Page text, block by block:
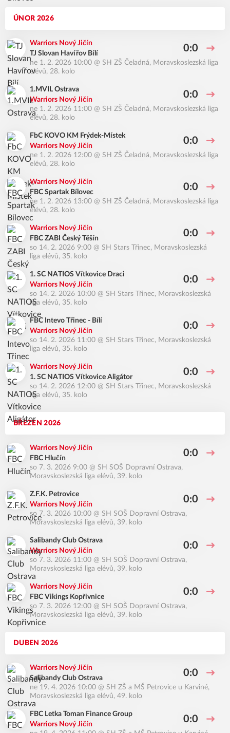
ÚNOR 2026
Warriors Nový Jičín
TJ Slovan Havířov Bílí
0:0
ne 1. 2. 2026 10:00 @ SH ZŠ Čeladná, Moravskoslezská liga
elévů, 28. kolo
1.MVIL Ostrava
Warriors Nový Jičín
0:0
ne 1. 2. 2026 11:00 @ SH ZŠ Čeladná, Moravskoslezská liga
elévů, 28. kolo
FbC KOVO KM Frýdek-Místek
Warriors Nový Jičín
0:0
ne 1. 2. 2026 12:00 @ SH ZŠ Čeladná, Moravskoslezská liga
elévů, 28. kolo
Warriors Nový Jičín
FBC Spartak Bílovec
0:0
ne 1. 2. 2026 13:00 @ SH ZŠ Čeladná, Moravskoslezská liga
elévů, 28. kolo
Warriors Nový Jičín
FBC ZABI Český Těšín
0:0
so 14. 2. 2026 9:00 @ SH Stars Třinec, Moravskoslezská
liga elévů, 35. kolo
1. SC NATIOS Vítkovice Draci
Warriors Nový Jičín
0:0
so 14. 2. 2026 10:00 @ SH Stars Třinec, Moravskoslezská
liga elévů, 35. kolo
FBC Intevo Třinec - Bílí
Warriors Nový Jičín
0:0
so 14. 2. 2026 11:00 @ SH Stars Třinec, Moravskoslezská
liga elévů, 35. kolo
Warriors Nový Jičín
1. SC NATIOS Vítkovice Aligátor
0:0
so 14. 2. 2026 12:00 @ SH Stars Třinec, Moravskoslezská
liga elévů, 35. kolo
BŘEZEN 2026
Warriors Nový Jičín
FBC Hlučín
0:0
so 7. 3. 2026 9:00 @ SH SOŠ Dopravní Ostrava,
Moravskoslezská liga elévů, 39. kolo
Z.F.K. Petrovice
Warriors Nový Jičín
0:0
so 7. 3. 2026 10:00 @ SH SOŠ Dopravní Ostrava,
Moravskoslezská liga elévů, 39. kolo
Salibandy Club Ostrava
Warriors Nový Jičín
0:0
so 7. 3. 2026 11:00 @ SH SOŠ Dopravní Ostrava,
Moravskoslezská liga elévů, 39. kolo
Warriors Nový Jičín
FBC Vikings Kopřivnice
0:0
so 7. 3. 2026 12:00 @ SH SOŠ Dopravní Ostrava,
Moravskoslezská liga elévů, 39. kolo
DUBEN 2026
Warriors Nový Jičín
Salibandy Club Ostrava
0:0
ne 19. 4. 2026 10:00 @ SH ZŠ a MŠ Petrovice u Karviné,
Moravskoslezská liga elévů, 49. kolo
FBC Letka Toman Finance Group
Warriors Nový Jičín
0:0